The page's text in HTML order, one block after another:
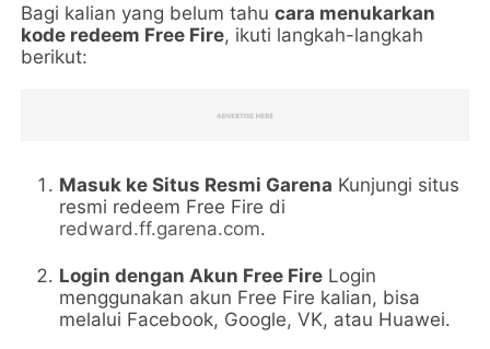
Bagi kalian yang belum tahucara menukarkan
kode redeem Free Fire, ikuti langkah-langkah
berikut:
Masuk ke Situs Resmi Garena Kunjungi situs
resmi redeem Free Fire di
redward.ff.garena.com.
Login dengan Akun Free Fire Login
menggunakan akun Free Fire kalian, bisa
melalui Facebook, Google, VK, atau Huawei.